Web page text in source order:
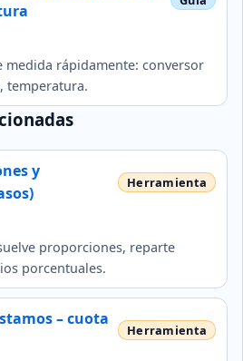
medida rápidamente: conversor
temperatura.
y
proporciones, reparte
porcentuales.
– cuota